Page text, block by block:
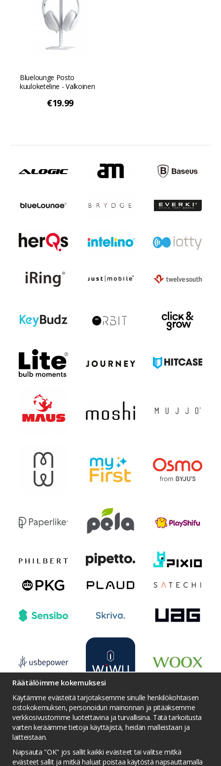
Bluelounge Posto
kuuloketeline - Valkoinen
€19.99
Ehdot Yhteydenotto
Twitter
YouTube Pinterest
Instagram
Palkintojen metsästys
Tietosuojakäytäntö
Räätälöimme kokemuksesi
Käytämme evästeitä tarjotaksemme sinulle henkilökohtaisen
ostokokemuksen, personoidun mainonnan ja pitääksemme
verkkosivustomme luotettavina ja turvallisina. Tätä tarkoitusta
varten keräämme tietoja käyttäjistä, heidän malleistaan ​​ja
laitteistaan.
Napsauta "OK" jos sallit kaikki evästeet tai valitse mitkä
evästeet sallit ja mitkä haluat poistaa käytöstä napsauttamalla